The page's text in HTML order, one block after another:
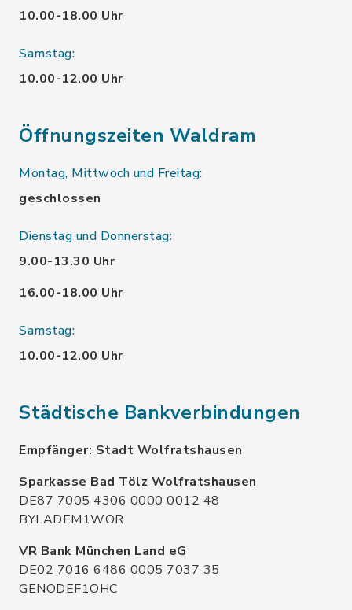
10.00-18.00 Uhr
Samstag:
10.00-12.00 Uhr
Öffnungszeiten Waldram
Montag, Mittwoch und Freitag:
geschlossen
Dienstag und Donnerstag:
9.00-13.30 Uhr
16.00-18.00 Uhr
Samstag:
10.00-12.00 Uhr
Städtische Bankverbindungen
Empfänger: Stadt Wolfratshausen
Sparkasse Bad Tölz Wolfratshausen
DE87 7005 4306 0000 0012 48
BYLADEM1WOR
VR Bank München Land eG
DE02 7016 6486 0005 7037 35
GENODEF1OHC